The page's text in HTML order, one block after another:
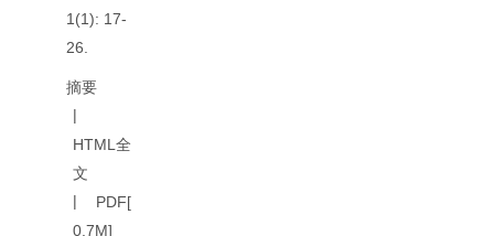
1(1): 17-
26.
摘要
HTML全
文
PDF[
0.7M]